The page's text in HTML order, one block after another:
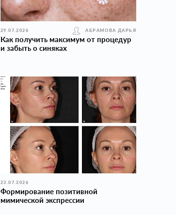
29.07.2026 АБРАМОВА ДАРЬЯ
Как получить максимум от процедур
и забыть о синяках
23.07.2026
Формирование позитивной
мимической экспрессии